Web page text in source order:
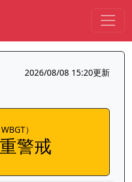
2026/08/08 15:20更新
）
警戒